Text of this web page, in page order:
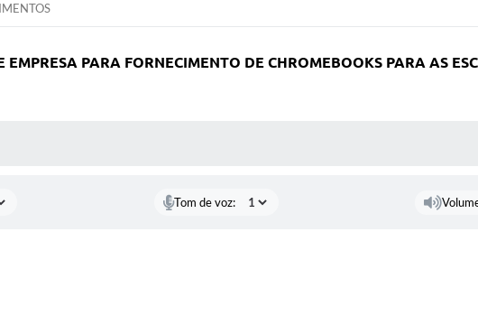
PARA FORNECIMENTO DE CHROMEBOOKS PARA AS
Tom de voz: